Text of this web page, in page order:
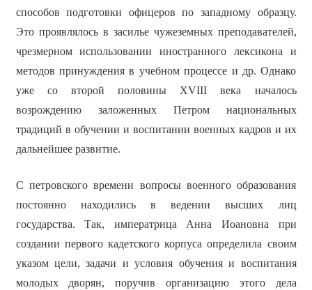
способов подготовки офицеров по западному образцу.
Это проявлялось в засилье чужеземных преподавателей,
чрезмерном использовании иностранного лексикона и
методов принуждения в учебном процессе и др. Однако
уже со второй половины XVIII века началось
возрождению заложенных Петром национальных
традиций в обучении и воспитании военных кадров и их
дальнейшее развитие.
С петровского времени вопросы военного образования
постоянно находились в ведении высших лиц
государства. Так, императрица Анна Иоановна при
создании первого кадетского корпуса определила своим
указом цели, задачи и условия обучения и воспитания
молодых дворян, поручив организацию этого дела